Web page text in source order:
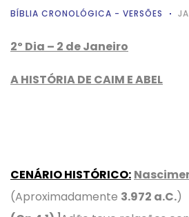
BÍBLIA CRONOLÓGICA - VERSÕES
2º Dia – 2 de Janeiro
A HISTÓRIA DE CAIM E ABEL
CENÁRIO HISTÓRICO:
(Aproximadamente 3.972 a.C.)